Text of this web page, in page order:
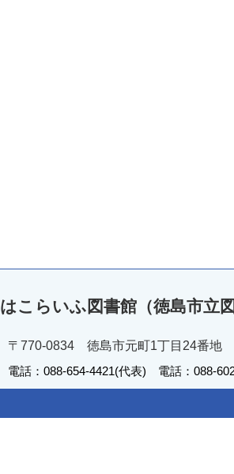
はこらいふ図書館（徳島市立図
〒770-0834 徳島市元町1丁目24番地
電話：088-654-4421(代表) 電話：088-